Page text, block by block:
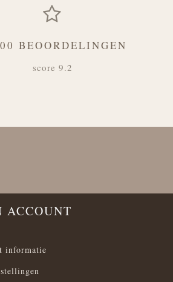
BEOORDELINGEN
score 9.2
ACCOUNT
informatie